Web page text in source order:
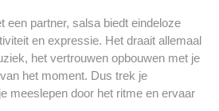
een partner, salsa biedt eindeloze
en expressie. Het draait allemaal
het vertrouwen opbouwen met je
het moment. Dus trek je
meeslepen door het ritme en ervaar